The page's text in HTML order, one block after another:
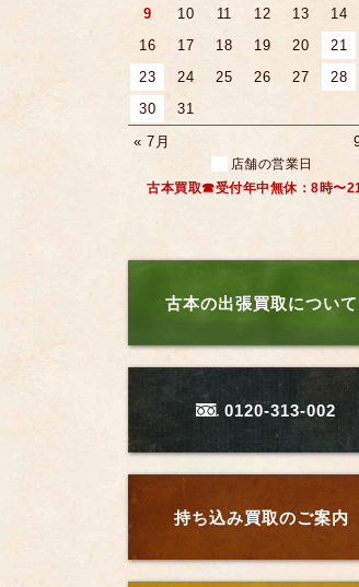
9
10 11 12 13 14
16
17 18 19 20 21
23
24 25 26 27 28
30
31
« 7月
店舗の営業日
古本買取☎受付年中無休：8時〜
古本の出張買取について
0120-313-002
持ち込み買取のご案内